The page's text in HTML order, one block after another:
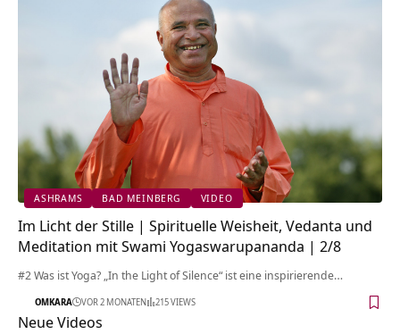
ASHRAMS BAD MEINBERG VIDEO
Im Licht der Stille | Spirituelle Weisheit, Vedanta und
Meditation mit Swami Yogaswarupananda | 2/8
#2 Was ist Yoga? „In the Light of Silence“ ist eine inspirierende…
OMKARA VOR 2 MONATEN 215 VIEWS
Neue Videos